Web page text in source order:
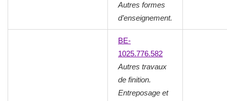
Autres formes
d’enseignement.
BE-
1025.776.582
Autres travaux
de finition.
Entreposage et